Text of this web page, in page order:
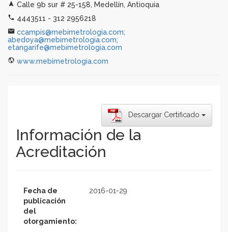
Calle 9b sur # 25-158, Medellín, Antioquia
4443511 - 312 2956218
ccampis@mebimetrologia.com;
abedoya@mebimetrologia.com;
etangarife@mebimetrologia.com
www.mebimetrologia.com
Descargar Certificado
Información de la
Acreditación
Fecha de
publicación
del
otorgamiento:
2016-01-29